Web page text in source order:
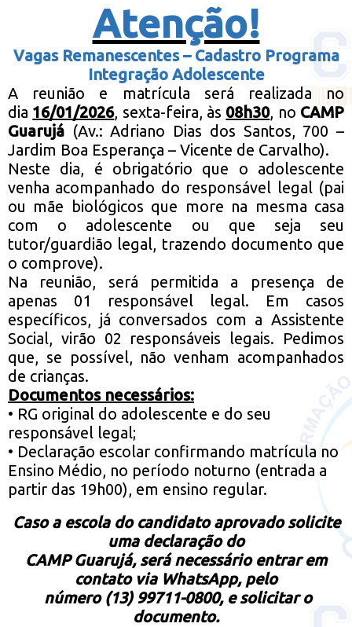
Atenção!
Vagas Remanescentes – Cadastro Programa
Integração Adolescente
A reunião e matrícula será realizada no
dia 16/01/2026, sexta-feira, às 08h30, no CAMP
Guarujá (Av.: Adriano Dias dos Santos, 700 –
Jardim Boa Esperança – Vicente de Carvalho).
Neste dia, é obrigatório que o adolescente
venha acompanhado do responsável legal (pai
ou mãe biológicos que more na mesma casa
com o adolescente ou que seja seu
tutor/guardião legal, trazendo documento que
o comprove).
Na reunião, será permitida a presença de
apenas 01 responsável legal. Em casos
específicos, já conversados com a Assistente
Social, virão 02 responsáveis legais. Pedimos
que, se possível, não venham acompanhados
de crianças.
Documentos necessários:
• RG original do adolescente e do seu
responsável legal;
• Declaração escolar confirmando matrícula no
Ensino Médio, no período noturno (entrada a
partir das 19h00), em ensino regular.
Caso a escola do candidato aprovado solicite
uma declaração do
CAMP Guarujá, será necessário entrar em
contato via WhatsApp, pelo
número (13) 99711-0800, e solicitar o
documento.